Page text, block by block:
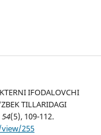
IFODALOVCHI
TILLARIDAGI
54(5), 109-112.
255